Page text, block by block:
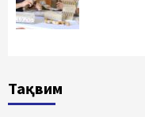
Тақвим